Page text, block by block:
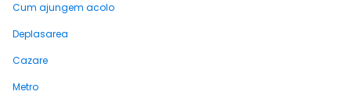
Cum ajungem acolo
Deplasarea
Cazare
Metro